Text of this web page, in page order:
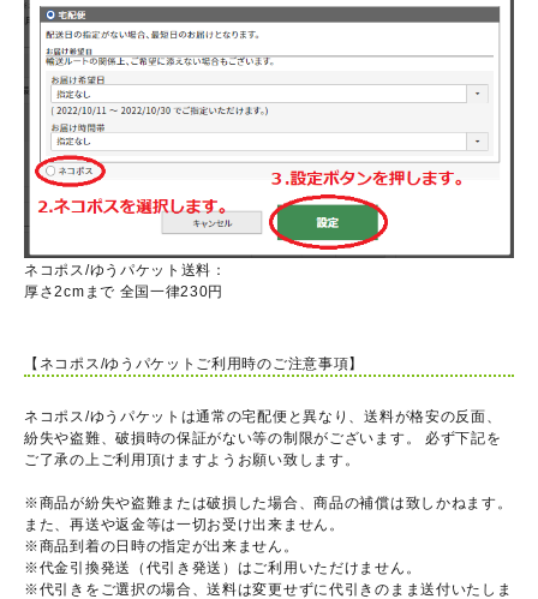
ネコポス/ゆうパケット送料：
厚さ2cmまで 全国一律230円
【ネコポス/ゆうパケットご利用時のご注意事項】
ネコポス/ゆうパケットは通常の宅配便と異なり、送料が格安の反面、
紛失や盗難、破損時の保証がない等の制限がございます。 必ず下記を
ご了承の上ご利用頂けますようお願い致します。
※商品が紛失や盗難または破損した場合、商品の補償は致しかねます。
また、再送や返金等は一切お受け出来ません。
※商品到着の日時の指定が出来ません。
※代金引換発送（代引き発送）はご利用いただけません。
※代引きをご選択の場合、送料は変更せずに代引きのまま送付いたしま